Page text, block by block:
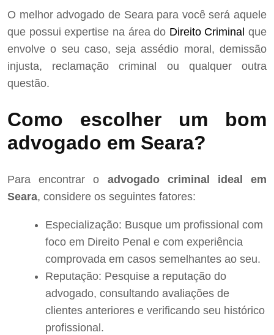
O melhor advogado de Seara para você será aquele
que possui expertise na área do Direito Criminal que
envolve o seu caso, seja assédio moral, demissão
injusta, reclamação criminal ou qualquer outra
questão.
Como escolher um bom
advogado em Seara?
Para encontrar o advogado criminal ideal em
Seara, considere os seguintes fatores:
Especialização: Busque um profissional com
foco em Direito Penal e com experiência
comprovada em casos semelhantes ao seu.
Reputação: Pesquise a reputação do
advogado, consultando avaliações de
clientes anteriores e verificando seu histórico
profissional.